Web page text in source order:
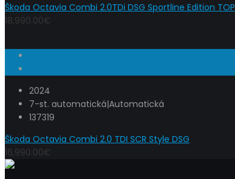
Škoda Octavia Combi 2.0TDi DSG Sportline Edition TOP
18,990.00€
2024
7-st. automatická|Automatická
137319
Škoda Octavia Combi 2.0 TDI SCR Style DSG
16,990.00€